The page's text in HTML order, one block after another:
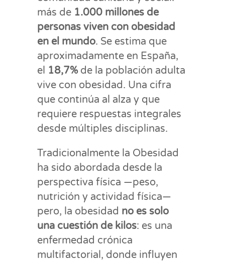
más de 1.000 millones de
personas viven con obesidad
en el mundo. Se estima que
aproximadamente en España,
el 18,7%de la población adulta
vive con obesidad. Una cifra
que continúa al alza y que
requiere respuestas integrales
desde múltiples disciplinas.
Tradicionalmente la Obesidad
ha sido abordada desde la
perspectiva física —peso,
nutrición y actividad física—
pero, la obesidad no es solo
una cuestión de kilos: es una
enfermedad crónica
multifactorial, donde influyen